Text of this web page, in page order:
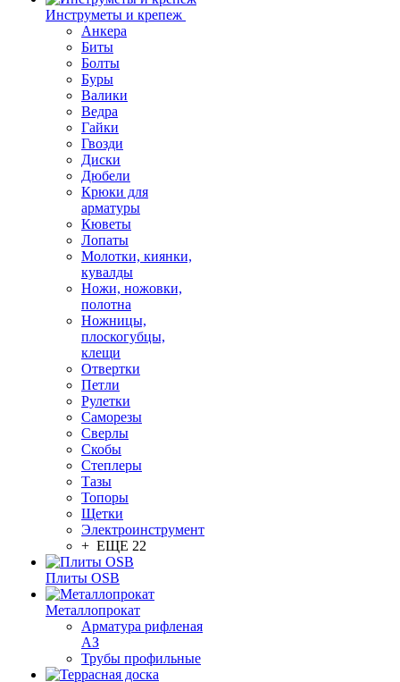
Инструметы и крепеж
Анкера
Биты
Болты
Буры
Валики
Ведра
Гайки
Гвозди
Диски
Дюбели
Крюки для
арматуры
Кюветы
Лопаты
Молотки, киянки,
кувалды
Ножи, ножовки,
полотна
Ножницы,
плоскогубцы,
клещи
Отвертки
Петли
Рулетки
Саморезы
Сверлы
Скобы
Степлеры
Тазы
Топоры
Щетки
Электроинструмент
+ ЕЩЕ 22
Плиты OSB
Металлопрокат
Арматура рифленая
АЗ
Трубы профильные